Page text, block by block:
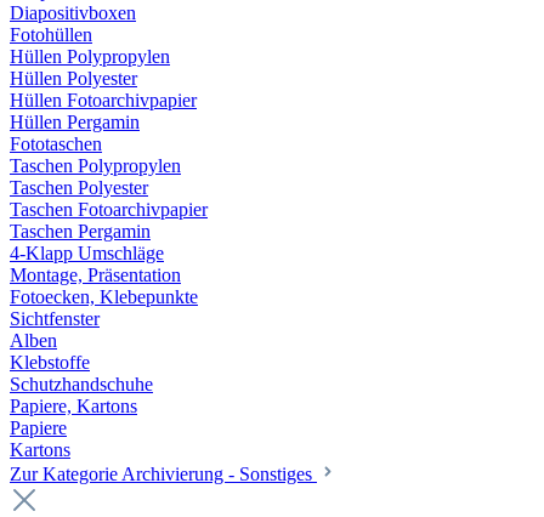
Diapositivboxen
Fotohüllen
Hüllen Polypropylen
Hüllen Polyester
Hüllen Fotoarchivpapier
Hüllen Pergamin
Fototaschen
Taschen Polypropylen
Taschen Polyester
Taschen Fotoarchivpapier
Taschen Pergamin
4-Klapp Umschläge
Montage, Präsentation
Fotoecken, Klebepunkte
Sichtfenster
Alben
Klebstoffe
Schutzhandschuhe
Papiere, Kartons
Papiere
Kartons
Zur Kategorie Archivierung - Sonstiges